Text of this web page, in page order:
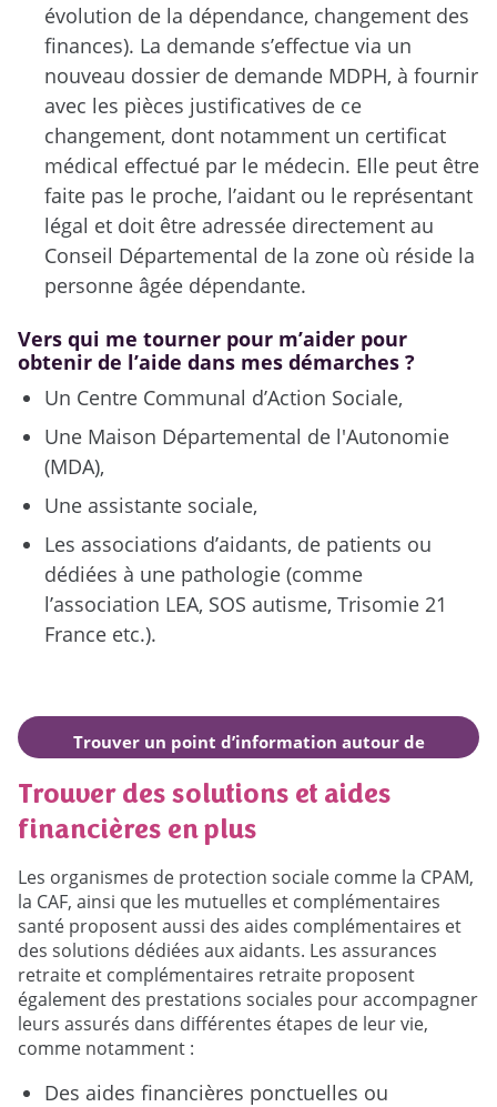
évolution de la dépendance, changement des
finances). La demande s’effectue via un
nouveau dossier de demande MDPH, à fournir
avec les pièces justificatives de ce
changement, dont notamment un certificat
médical effectué par le médecin. Elle peut être
faite pas le proche, l’aidant ou le représentant
légal et doit être adressée directement au
Conseil Départemental de la zone où réside la
personne âgée dépendante.
Vers qui me tourner pour m’aider pour
obtenir de l’aide dans mes démarches ?
Un Centre Communal d’Action Sociale,
Une Maison Départemental de l'Autonomie
(MDA),
Une assistante sociale,
Les associations d’aidants, de patients ou
dédiées à une pathologie (comme
l’association LEA, SOS autisme, Trisomie 21
France etc.).
Trouver un point d’information autour de
moi
Trouver des solutions et aides
financières en plus
Les organismes de protection sociale comme la CPAM,
la CAF, ainsi que les mutuelles et complémentaires
santé proposent aussi des aides complémentaires et
des solutions dédiées aux aidants. Les assurances
retraite et complémentaires retraite proposent
également des prestations sociales pour accompagner
leurs assurés dans différentes étapes de leur vie,
comme notamment :
Des aides financières ponctuelles ou